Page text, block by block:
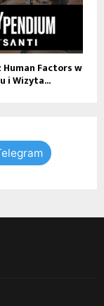
Human Factors w
i Wizyta...